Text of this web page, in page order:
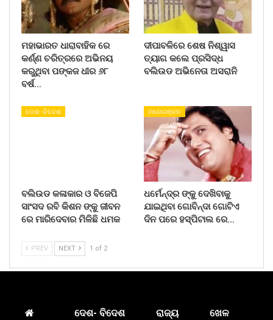
ମହାଭାରତ ଧାରାବାହିକ ରେ
କର୍ଣ୍ଣ ଚରିତ୍ରରେ ଅଭିନୟ
କରୁଥିବା ପଙ୍କଜ ଧୀର ୬୮
ବର୍ଷ…
ଦୀପାବଳିରେ ଶେଷ ନିଶ୍ୱାସ
ତ୍ୟାଗ କଲେ ପ୍ରସିଦ୍ଧ
ବଲିଉଡ ଅଭିନେତା ଅସରାନି
ଦେଶ- ବିଦେଶ
ବଲିଉଡ କଳାକାର ଓ ବିଜେପି
ସାଂସଦ ରବି କିଶନ ଙ୍କୁ ଜୀବନ
ରେ ମାରିଦେବାର ମିଳିଛି ଧମକ
ମନୋରଞ୍ଜନ
ଧର୍ମେନ୍ଦ୍ର ଙ୍କୁ ଦେଖିବାକୁ
ଯାଇଥିବା ଗୋବିନ୍ଦା ଗୋଟିଏ
ଦିନ ପରେ ହସ୍ପିଟାଲ ରେ…
PREV NEXT 1 of 2
ଦେଶ- ବିଦେଶ ରାଜ୍ୟ ଖେଳ